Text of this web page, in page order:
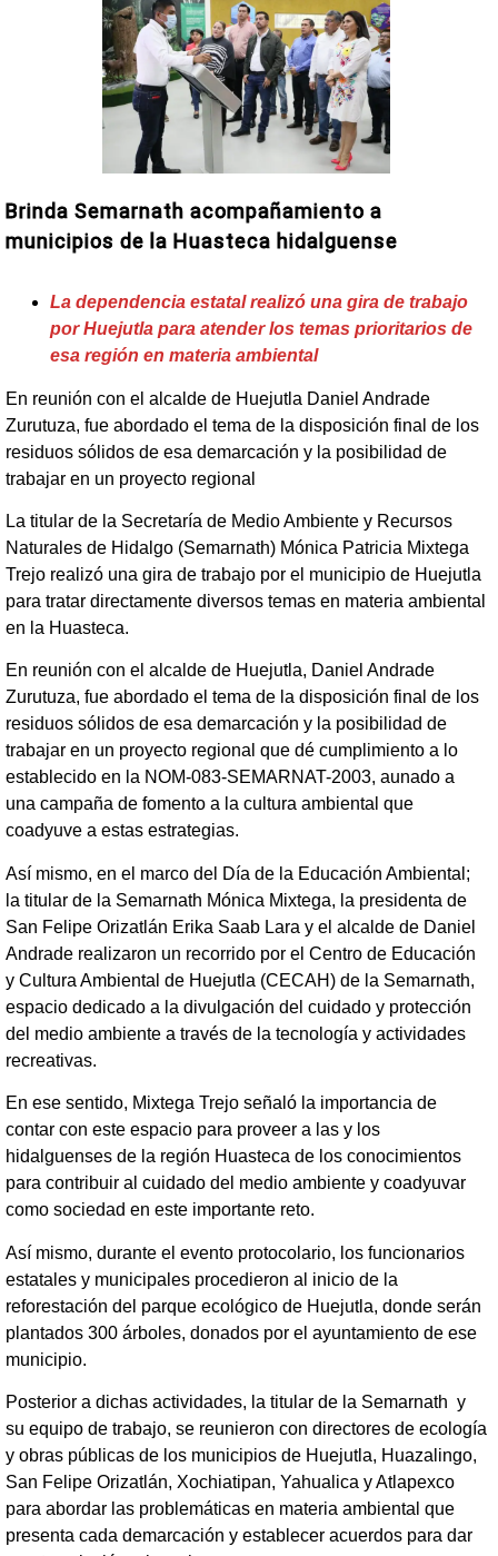
Brinda Semarnath acompañamiento a
municipios de la Huasteca hidalguense
La dependencia estatal realizó una gira de trabajo
por Huejutla para atender los temas prioritarios de
esa región en materia ambiental
En reunión con el alcalde de Huejutla Daniel Andrade
Zurutuza, fue abordado el tema de la disposición final de los
residuos sólidos de esa demarcación y la posibilidad de
trabajar en un proyecto regional
La titular de la Secretaría de Medio Ambiente y Recursos
Naturales de Hidalgo (Semarnath) Mónica Patricia Mixtega
Trejo realizó una gira de trabajo por el municipio de Huejutla
para tratar directamente diversos temas en materia ambiental
en la Huasteca.
En reunión con el alcalde de Huejutla, Daniel Andrade
Zurutuza, fue abordado el tema de la disposición final de los
residuos sólidos de esa demarcación y la posibilidad de
trabajar en un proyecto regional que dé cumplimiento a lo
establecido en la NOM-083-SEMARNAT-2003, aunado a
una campaña de fomento a la cultura ambiental que
coadyuve a estas estrategias.
Así mismo, en el marco del Día de la Educación Ambiental;
la titular de la Semarnath Mónica Mixtega, la presidenta de
San Felipe Orizatlán Erika Saab Lara y el alcalde de Daniel
Andrade realizaron un recorrido por el Centro de Educación
y Cultura Ambiental de Huejutla (CECAH) de la Semarnath,
espacio dedicado a la divulgación del cuidado y protección
del medio ambiente a través de la tecnología y actividades
recreativas.
En ese sentido, Mixtega Trejo señaló la importancia de
contar con este espacio para proveer a las y los
hidalguenses de la región Huasteca de los conocimientos
para contribuir al cuidado del medio ambiente y coadyuvar
como sociedad en este importante reto.
Así mismo, durante el evento protocolario, los funcionarios
estatales y municipales procedieron al inicio de la
reforestación del parque ecológico de Huejutla, donde serán
plantados 300 árboles, donados por el ayuntamiento de ese
municipio.
Posterior a dichas actividades, la titular de la Semarnath y
su equipo de trabajo, se reunieron con directores de ecología
y obras públicas de los municipios de Huejutla, Huazalingo,
San Felipe Orizatlán, Xochiatipan, Yahualica y Atlapexco
para abordar las problemáticas en materia ambiental que
presenta cada demarcación y establecer acuerdos para dar